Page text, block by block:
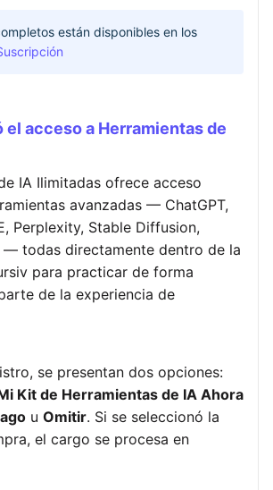
están disponibles en los
el acceso a Herramientas de
IA Ilimitadas ofrece acceso
avanzadas — ChatGPT,
Perplexity, Stable Diffusion,
— todas directamente dentro de la
para practicar de forma
de la experiencia de
se presentan dos opciones:
Kit de Herramientas de IA Ahora
u Omitir. Si se seleccionó la
el cargo se procesa en